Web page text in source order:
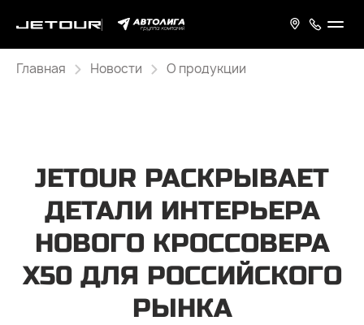
Главная Новости О продукции
JETOUR РАСКРЫВАЕТ
ДЕТАЛИ ИНТЕРЬЕРА
НОВОГО КРОССОВЕРА
Х50 ДЛЯ РОССИЙСКОГО
РЫНКА